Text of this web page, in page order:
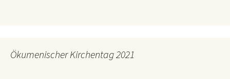
Ökumenischer Kirchentag 2021